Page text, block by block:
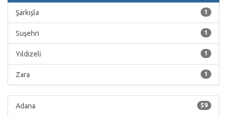
1
Şarkışla
1
Suşehri
1
Yıldızeli
1
Zara
59
Adana